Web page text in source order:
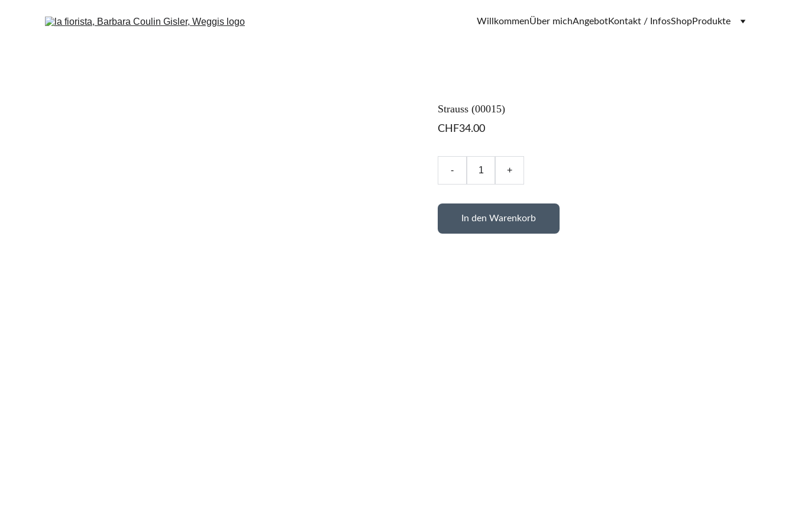
WillkommenÜber michAngebotKontakt / InfosShopProdukte
Strauss (00015)
CHF34.00
- +
In den Warenkorb